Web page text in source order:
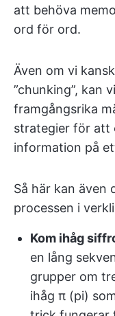
att behöva
ord för ord.
Även om vi
”chunking”, kan
framgångsrika
strategier för att
information på
Så här kan även
processen i
Kom ihåg
en lång
grupper om
ihåg π (pi)